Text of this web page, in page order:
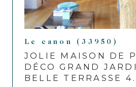
Le canon (33950)
JOLIE MAISON DE
DÉCO GRAND
BELLE TERRASSE